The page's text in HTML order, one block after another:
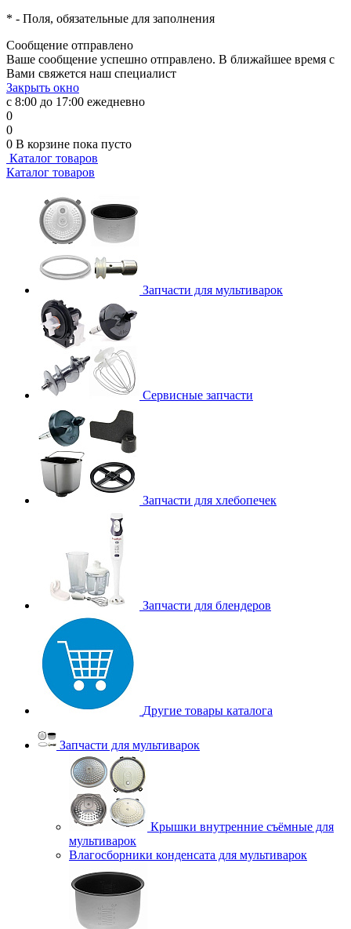
* - Поля, обязательные для заполнения
Сообщение отправлено
Ваше сообщение успешно отправлено. В ближайшее время с
Вами свяжется наш специалист
Закрыть окно
с 8:00 до 17:00 ежедневно
0
0
0 В корзине пока пусто
Каталог товаров
Каталог товаров
Запчасти для мультиварок
Сервисные запчасти
Запчасти для хлебопечек
Запчасти для блендеров
Другие товары каталога
Запчасти для мультиварок
Крышки внутренние съёмные для
мультиварок
Влагосборники конденсата для мультиварок